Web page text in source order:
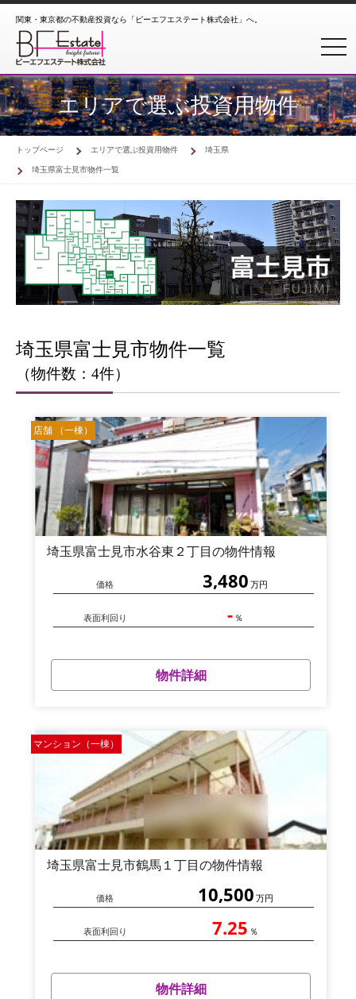
関東・東京都の不動産投資なら「ビーエフエステート株式会社」へ。
エリアで選ぶ投資用物件
トップページ エリアで選ぶ投資用物件
埼玉県
埼玉県富士見市物件一覧
埼玉県富士見市物件一覧
（物件数：4件）
店舗 （一棟）
埼玉県富士見市水谷東２丁目の物件情報
価格 3,480 万円
表面利回り - ％
物件詳細
マンション（一棟）
埼玉県富士見市鶴馬１丁目の物件情報
価格 10,500 万円
表面利回り 7.25 ％
物件詳細